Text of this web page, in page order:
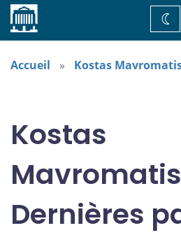
Accueil
de
Accueil Kostas
Kostas
Dernières